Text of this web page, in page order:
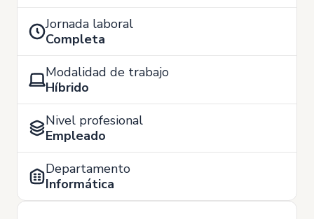
Jornada laboral
Completa
Modalidad de trabajo
Híbrido
Nivel profesional
Empleado
Departamento
Informática